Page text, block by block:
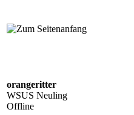
orangeritter
WSUS Neuling
Offline